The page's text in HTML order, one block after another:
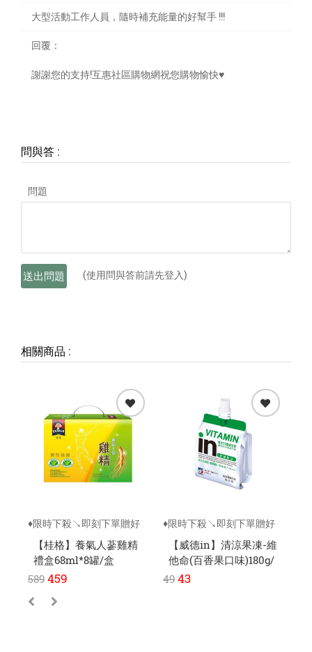
大型活動工作人員，隨時補充能量的好幫手 !!!
回覆 ：
謝謝您的支持!互惠社區購物網祝您購物愉快♥
問與答 :
問題
送出問題 (使用問與答前請先登入)
相關商品 :
♦限時下殺↘即刻下單贈好
【桂格】養氣人蔘雞精
禮盒68ml*8罐/盒
589 459
♦限時下殺↘即刻下單贈好
【威德in】清涼果凍-維
他命(百香果口味)180g/
包
49 43